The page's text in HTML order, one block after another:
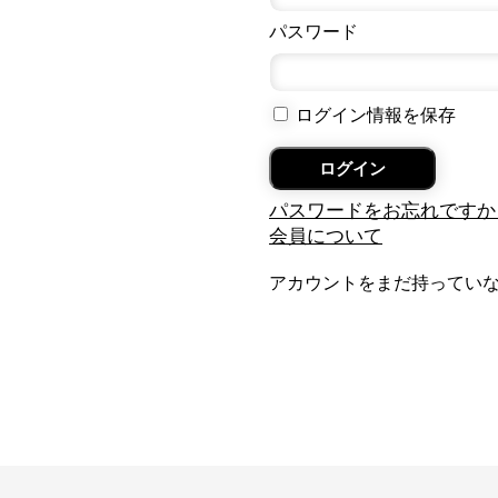
パスワード
ログイン情報を保存
パスワードをお忘れですか
会員について
アカウントをまだ持ってい